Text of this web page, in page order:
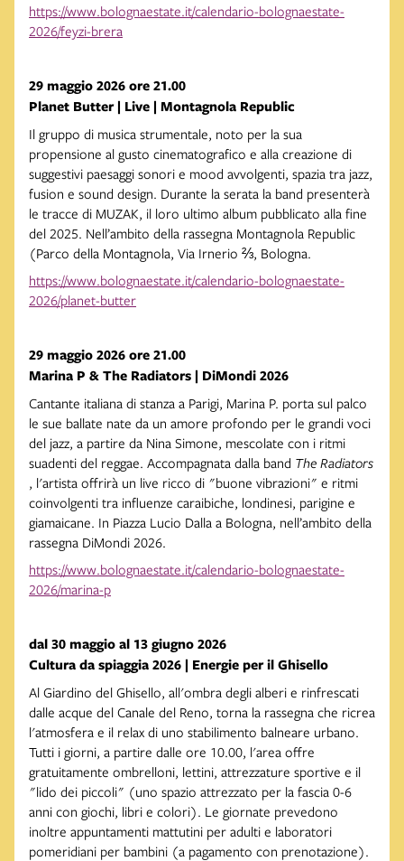
https://www.bolognaestate.it/calendario-bolognaestate-
2026/feyzi-brera
29 maggio 2026 ore 21.00
Planet Butter | Live | Montagnola Republic
Il gruppo di musica strumentale, noto per la sua
propensione al gusto cinematografico e alla creazione di
suggestivi paesaggi sonori e mood avvolgenti, spazia tra jazz,
fusion e sound design. Durante la serata la band presenterà
le tracce di MUZAK, il loro ultimo album pubblicato alla fine
del 2025. Nell’ambito della rassegna Montagnola Republic
(Parco della Montagnola, Via Irnerio ⅔, Bologna.
https://www.bolognaestate.it/calendario-bolognaestate-
2026/planet-butter
29 maggio 2026 ore 21.00
Marina P & The Radiators | DiMondi 2026
Cantante italiana di stanza a Parigi, Marina P. porta sul palco
le sue ballate nate da un amore profondo per le grandi voci
del jazz, a partire da Nina Simone, mescolate con i ritmi
suadenti del reggae. Accompagnata dalla band The Radiators
, l'artista offrirà un live ricco di "buone vibrazioni" e ritmi
coinvolgenti tra influenze caraibiche, londinesi, parigine e
giamaicane. In Piazza Lucio Dalla a Bologna, nell’ambito della
rassegna DiMondi 2026.
https://www.bolognaestate.it/calendario-bolognaestate-
2026/marina-p
dal 30 maggio al 13 giugno 2026
Cultura da spiaggia 2026 | Energie per il Ghisello
Al Giardino del Ghisello, all'ombra degli alberi e rinfrescati
dalle acque del Canale del Reno, torna la rassegna che ricrea
l'atmosfera e il relax di uno stabilimento balneare urbano.
Tutti i giorni, a partire dalle ore 10.00, l'area offre
gratuitamente ombrelloni, lettini, attrezzature sportive e il
"lido dei piccoli" (uno spazio attrezzato per la fascia 0-6
anni con giochi, libri e colori). Le giornate prevedono
inoltre appuntamenti mattutini per adulti e laboratori
pomeridiani per bambini (a pagamento con prenotazione).